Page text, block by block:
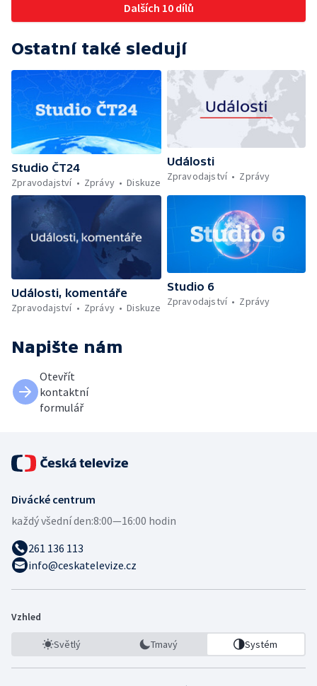
Dalších 10 dílů
Ostatní také sledují
Studio ČT24
Zpravodajství
Zprávy Diskuze
Události
Zpravodajství
Zprávy
Události, komentáře
Zpravodajství
Zprávy Diskuze
Studio 6
Zpravodajství
Zprávy
Napište nám
Otevřít
kontaktní
formulář
Divácké centrum
každý všední den:8:00—16:00 hodin
261 136 113
info@ceskatelevize.cz
Vzhled
Světlý Tmavý Systém